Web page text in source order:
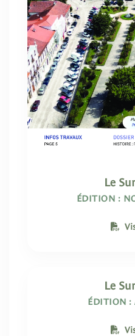
Le
ÉDITION :
Le
ÉDITION :